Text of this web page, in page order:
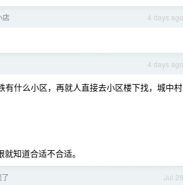
4 days ago
店
4 days ago
什么小区，再就人直接去小区楼下找，城中村
知道合适不合适。
Jul 26